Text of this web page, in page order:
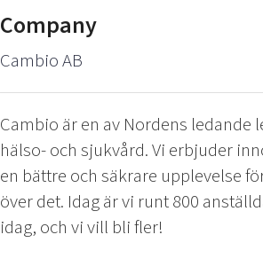
Company
Cambio AB
Cambio är en av Nordens
hälso- och sjukvård. Vi erbjuder
en bättre och säkrare upplevelse
över det. Idag är vi runt 800
idag, och vi vill bli fler!